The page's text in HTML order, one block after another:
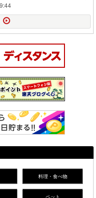
料理・食べ物
ペット